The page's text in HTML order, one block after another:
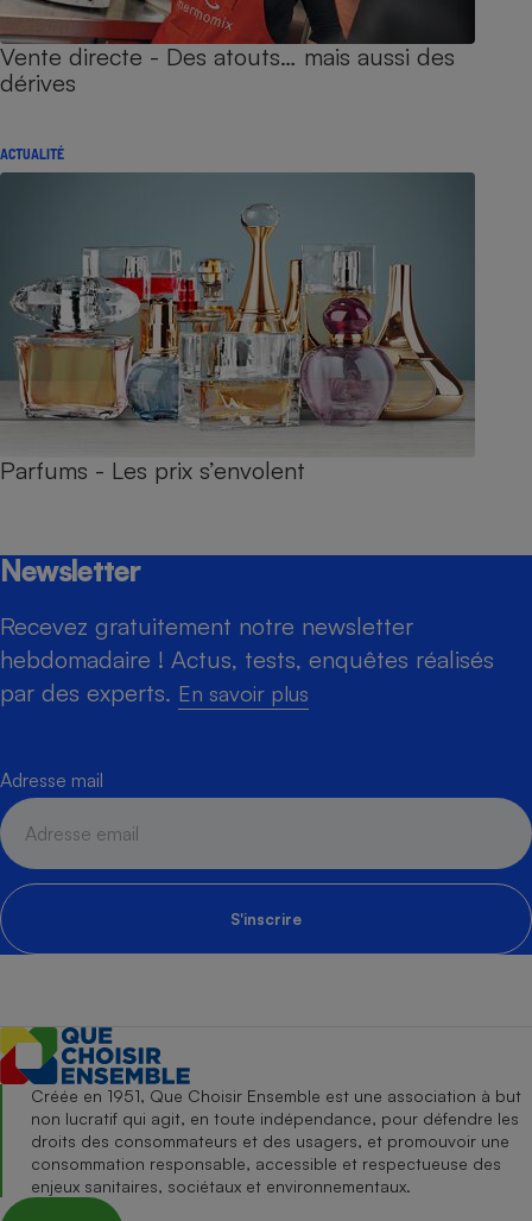
Vente directe - Des atouts… mais aussi des
dérives
ACTUALITÉ
Parfums - Les prix s’envolent
Newsletter
Recevez gratuitement notre newsletter
hebdomadaire ! Actus, tests, enquêtes réalisés
par des experts. En savoir plus
Adresse mail
S'inscrire
Créée en 1951, Que Choisir Ensemble est une association à but
non lucratif qui agit, en toute indépendance, pour défendre les
droits des consommateurs et des usagers, et promouvoir une
consommation responsable, accessible et respectueuse des
enjeux sanitaires, sociétaux et environnementaux.